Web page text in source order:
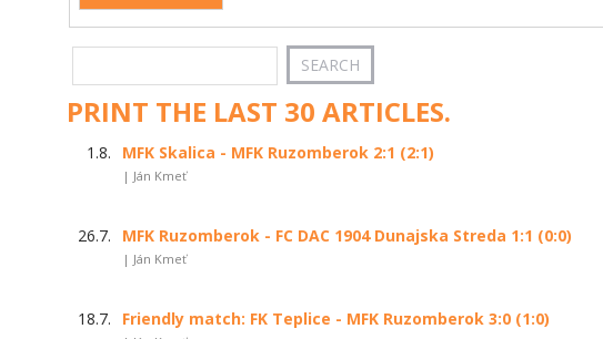
PRINT THE LAST 30 ARTICLES.
1.8. MFK Skalica - MFK Ruzomberok 2:1 (2:1)
| Ján Kmeť
26.7. MFK Ruzomberok - FC DAC 1904 Dunajska Streda 1:1 (0:0)
| Ján Kmeť
18.7. Friendly match: FK Teplice - MFK Ruzomberok 3:0 (1:0)